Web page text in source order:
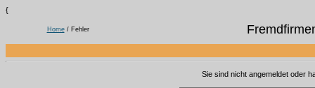
{
Home/ Fehler
Sie sind nicht angemeldet oder